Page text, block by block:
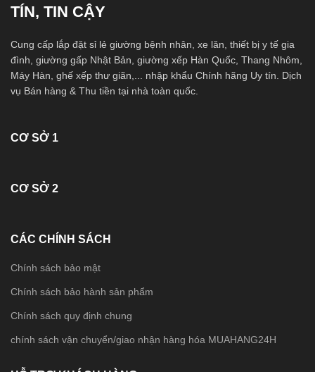
TÍN, TIN CẬY
Cung cấp lắp đặt sỉ lẻ giường bệnh nhân, xe lăn, thiết bị y tế gia
đình, giường gấp Nhật Bản, giường xếp Hàn Quốc, Thang Nhôm,
Máy Hàn, ghế xếp thư giãn,... nhập khẩu Chính hãng Uy tín. Dịch
vụ Bán hàng & Thu tiền tại nhà toàn quốc.
CƠ SỞ 1
CƠ SỞ 2
CÁC CHÍNH SÁCH
Chính sách bảo mật
Chính sách bảo hành sản phẩm
Chính sách quy định chung
chính sách vận chuyển/giao nhận hàng hóa MUAHANG24H